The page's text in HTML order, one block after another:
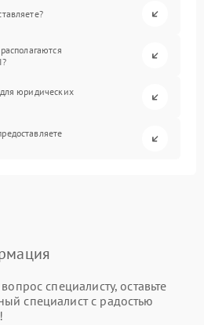
юридических
специалисту, оставьте
специалист с радостью